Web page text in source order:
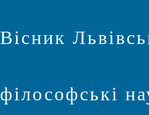
Вісник
філософські